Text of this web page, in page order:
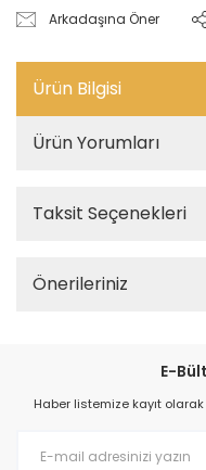
Arkadaşına Öner
Ürün Bilgisi
Ürün Yorumları
Taksit Seçenekleri
Önerileriniz
E-
Haber listemize kayıt